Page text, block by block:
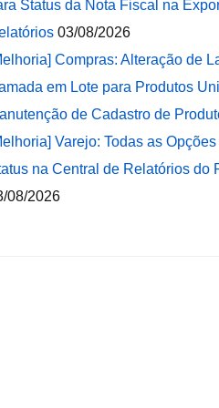
Status da Nota Fiscal na
03/08/2026
Compras: Alteração de
em Lote para Produtos
de Cadastro de
Varejo: Todas as
na Central de Relatórios do
08/2026